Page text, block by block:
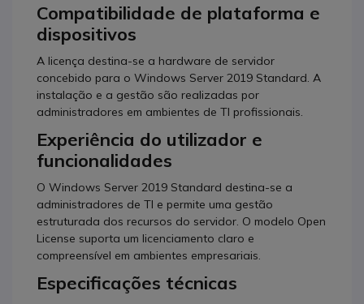
Compatibilidade de plataforma e
dispositivos
A licença destina-se a hardware de servidor
concebido para o Windows Server 2019 Standard. A
instalação e a gestão são realizadas por
administradores em ambientes de TI profissionais.
Experiência do utilizador e
funcionalidades
O Windows Server 2019 Standard destina-se a
administradores de TI e permite uma gestão
estruturada dos recursos do servidor. O modelo Open
License suporta um licenciamento claro e
compreensível em ambientes empresariais.
Especificações técnicas